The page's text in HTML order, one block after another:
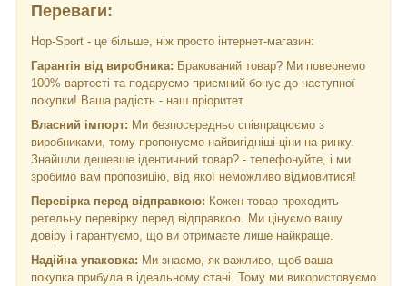
Переваги:
Hop-Sport - це більше, ніж просто інтернет-магазин:
Гарантія від виробника: Бракований товар? Ми повернемо
100% вартості та подаруємо приємний бонус до наступної
покупки! Ваша радість - наш пріоритет.
Власний імпорт: Ми безпосередньо співпрацюємо з
виробниками, тому пропонуємо найвигідніші ціни на ринку.
Знайшли дешевше ідентичний товар? - телефонуйте, і ми
зробимо вам пропозицію, від якої неможливо відмовитися!
Перевірка перед відправкою: Кожен товар проходить
ретельну перевірку перед відправкою. Ми цінуємо вашу
довіру і гарантуємо, що ви отримаєте лише найкраще.
Надійна упаковка: Ми знаємо, як важливо, щоб ваша
покупка прибула в ідеальному стані. Тому ми використовуємо